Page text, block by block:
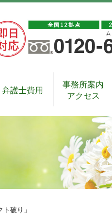
弁護士費用
事務所案内
アクセス
破り」